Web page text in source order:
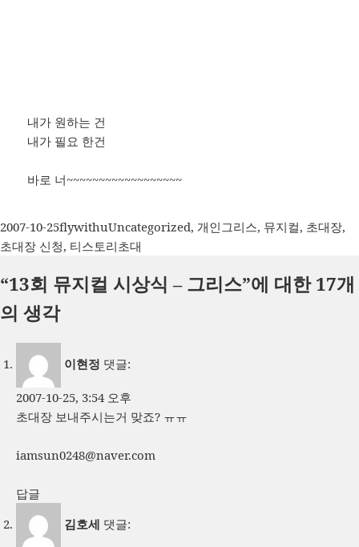
내가 원하는 건
내가 필요 한건
바로 너~~~~~~~~~~~~~~~~~~
작
성
자
2007-10-25글
쓴
flywithu카
테
리
Uncategorized, 개인 태
그리스, 뮤지컬, 초대장,
초대장 신청, 티스토리초대
“13회 뮤지컬 시상식 – 그리스”에 대한 17개
의 생각
이현정 댓글:
2007-10-25, 3:54 오후
초대장 보내주시는거 맞죠? ㅠㅠ
iamsun0248@naver.com
답글
김호세 댓글: